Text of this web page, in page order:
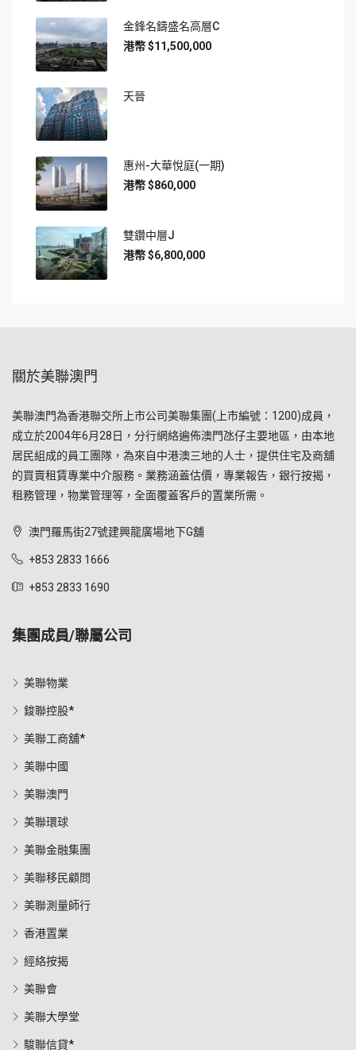
金鋒名鑄盛名高層C
$11,500,000
天晉
惠州-大華悅庭(一期)
$860,000
雙鑽中層J
$6,800,000
關於美聯澳門
美聯澳門為香港聯交所上市公司美聯集團(上市編號：1200)成員，
成立於2004年6月28日，分行網絡遍佈澳門氹仔主要地區，由本地
居民組成的員工團隊，為來自中港澳三地的人士，提供住宅及商舖
的買賣租賃專業中介服務。業務涵蓋估價，專業報告，銀行按揭，
租務管理，物業管理等，全面覆蓋客戶的置業所需。
澳門羅馬街27號建興龍廣場地下G舖
+853 2833 1666
+853 2833 1690
集團成員/聯屬公司
美聯物業
鋑聯控股*
美聯工商舖*
美聯中國
美聯澳門
美聯環球
美聯金融集團
美聯移民顧問
美聯測量師行
香港置業
經絡按揭
美聯會
美聯大學堂
駿聯信貸*